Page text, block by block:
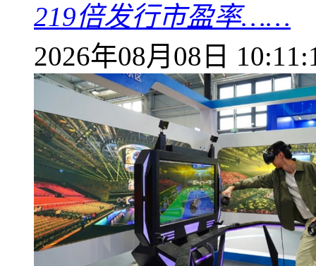
219倍发行市盈率……
2026年08月08日